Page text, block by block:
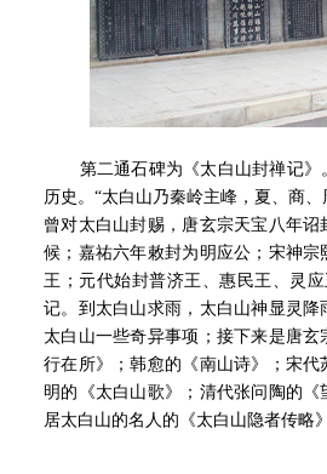
第二通石碑为《太白山封禅记》
历史。“太白山乃秦岭主峰，夏、商
曾对太白山封赐，唐玄宗天宝八年
候；嘉祐六年敕封为明应公；宋神
王；元代始封普济王、惠民王、灵
记。到太白山求雨，太白山神显灵
太白山一些奇异事项；接下来是唐
行在所》；韩愈的《南山诗》；宋
明的《太白山歌》；清代张问陶的
居太白山的名人的《太白山隐者传略